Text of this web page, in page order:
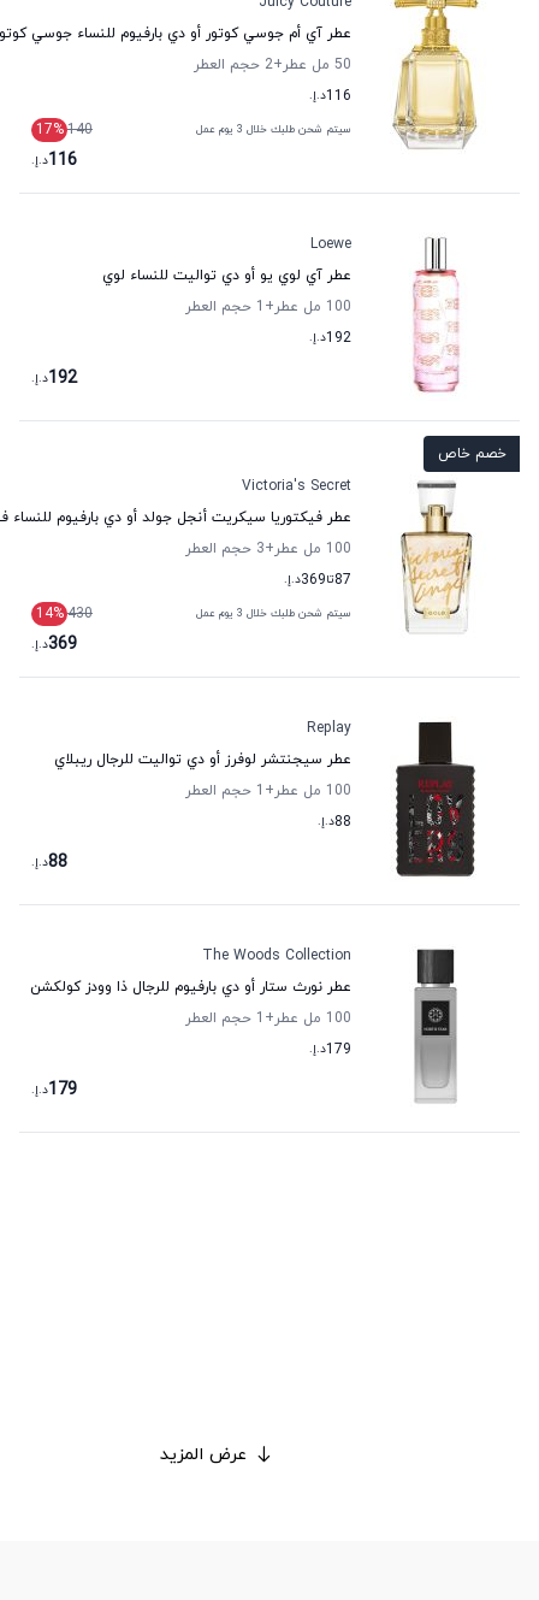
عطر آي أم جوسي كوتور أو دي بارفيوم للنساء جوسي
50 مل عطر
+2
حجم العطر
116د.إ.
سيتم شحن طلبك خلال 3 يوم عمل 140
17%
116د.إ.
Loewe
عطر آي لوي يو أو دي تواليت للنساء لوي
100 مل عطر
+1
حجم العطر
192د.إ.
192د.إ.
خصم خاص
Victoria's Secret
عطر فيكتوريا سيكريت أنجل جولد أو دي بارفيوم للنساء
100 مل عطر
+3
حجم العطر
87تا369د.إ.
سيتم شحن طلبك خلال 3 يوم عمل 430
14%
369د.إ.
Replay
عطر سيجنتشر لوفرز أو دي تواليت للرجال ريبلاي
100 مل عطر
+1
حجم العطر
88د.إ.
88د.إ.
The Woods Collection
عطر نورث ستار أو دي بارفيوم للرجال ذا وودز كولكشن
100 مل عطر
+1
حجم العطر
179د.إ.
179د.إ.
عرض المزيد